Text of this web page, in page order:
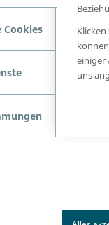
Cookies
einiger
uns